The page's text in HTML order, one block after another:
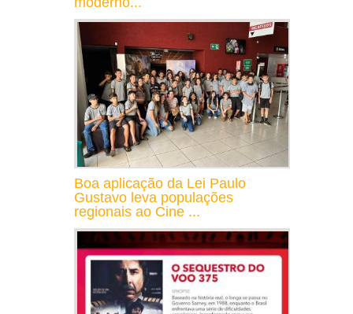
Boa aplicação da Lei Paulo
Gustavo leva populações
regionais ao Cine ...